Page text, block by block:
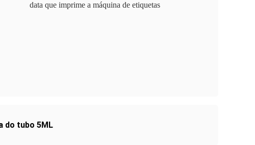
data que imprime a máquina de etiquetas
do tubo 5ML